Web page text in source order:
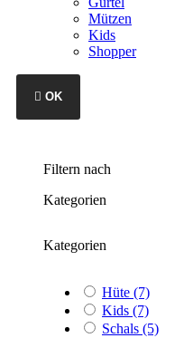
Mützen
Kids
Shopper
 OK
Filtern nach
Kategorien
Kategorien
Hüte (7)
Kids (7)
Schals (5)